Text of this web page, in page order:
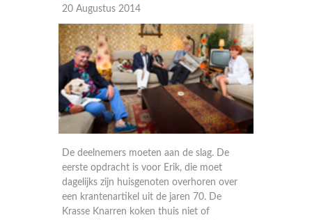
20 Augustus 2014
De deelnemers moeten aan de slag. De
eerste opdracht is voor Erik, die moet
dagelijks zijn huisgenoten overhoren over
een krantenartikel uit de jaren 70. De
Krasse Knarren koken thuis niet of